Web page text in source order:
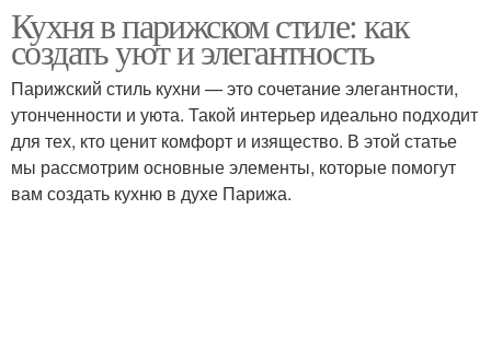
Кухня в парижском стиле: как
создать уют и элегантность
Парижский стиль кухни — это сочетание элегантности,
утонченности и уюта. Такой интерьер идеально подходит
для тех, кто ценит комфорт и изящество. В этой статье
мы рассмотрим основные элементы, которые помогут
вам создать кухню в духе Парижа.